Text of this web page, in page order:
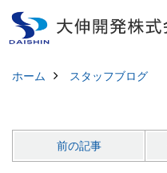
ホーム スタッフブログ
前の記事